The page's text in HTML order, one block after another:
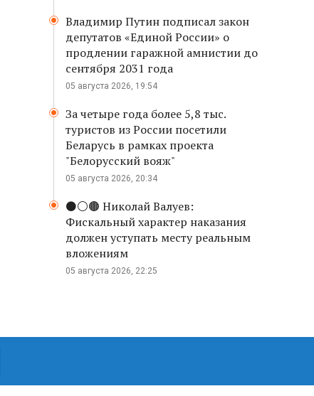
Владимир Путин подписал закон
депутатов «Единой России» о
продлении гаражной амнистии до
сентября 2031 года
05 августа 2026, 19:54
За четыре года более 5,8 тыс.
туристов из России посетили
Беларусь в рамках проекта
"Белорусский вояж"
05 августа 2026, 20:34
⚫️⚪️🟤 Николай Валуев:
Фискальный характер наказания
должен уступать месту реальным
вложениям
05 августа 2026, 22:25